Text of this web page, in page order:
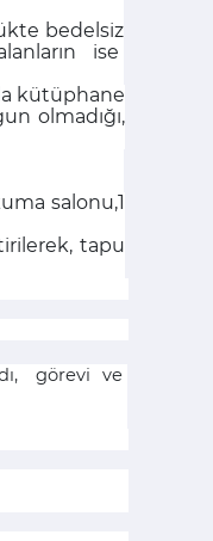
bedelsiz
ise
kütüphane
olmadığı,
salonu,1
tapu
görevi ve